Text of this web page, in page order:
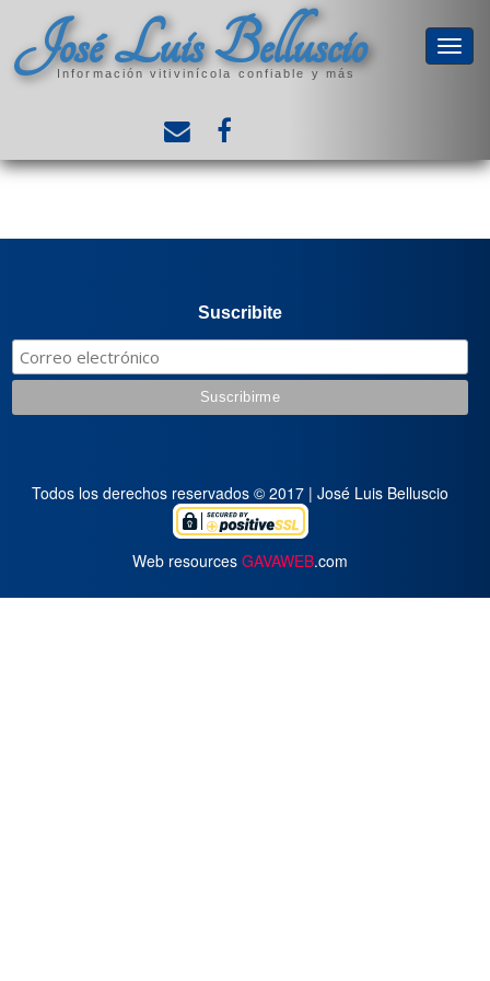
José Luis Belluscio
Información vitivinícola confiable y más
Suscribite
Todos los derechos reservados © 2017 | José Luis Belluscio
Web resources GAVAWEB.com